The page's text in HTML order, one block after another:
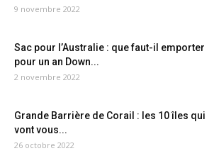
9 novembre 2022
Sac pour l’Australie : que faut-il emporter
pour un an Down...
2 novembre 2022
Grande Barrière de Corail : les 10 îles qui
vont vous...
26 octobre 2022